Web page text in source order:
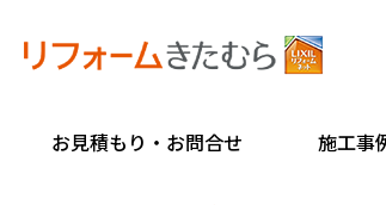
お見積もり・お問合せ 施工事